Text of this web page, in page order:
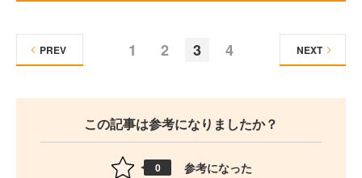
1 2 3 4
PREV NEXT
この記事は参考になりましたか？
0 参考になった